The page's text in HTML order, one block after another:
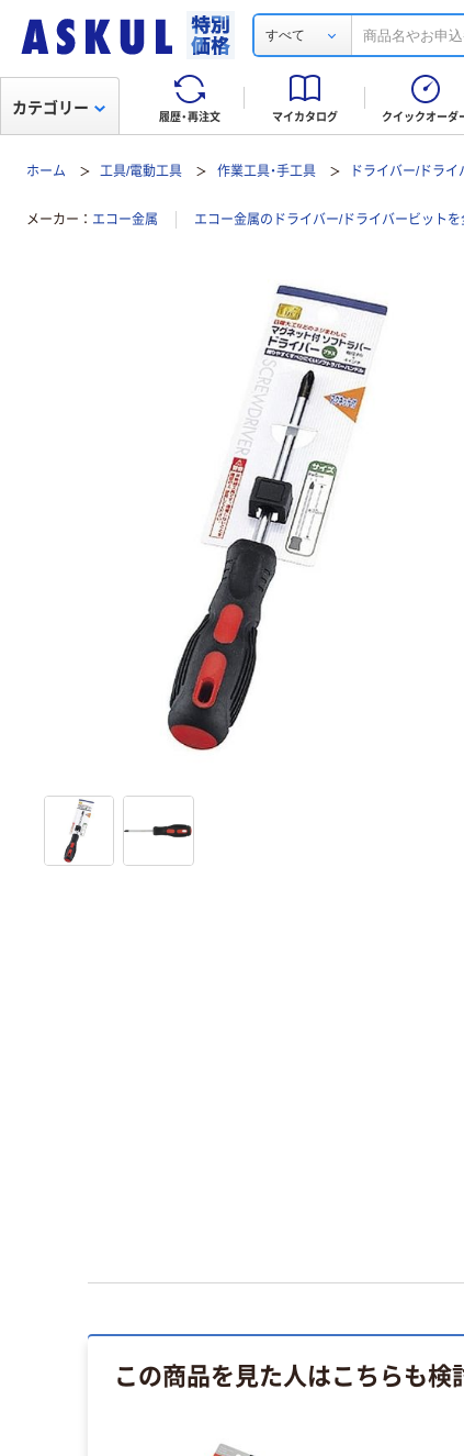
すべて
履歴・再注文 マイカタログ クイックオーダ
カテゴリー
ホーム 工具/電動工具 作業工具・手工具 ドライバー/ドライ
メーカー エコー金属 エコー金属のドライバー/ドライバービットを
この商品を見た人はこちらも検